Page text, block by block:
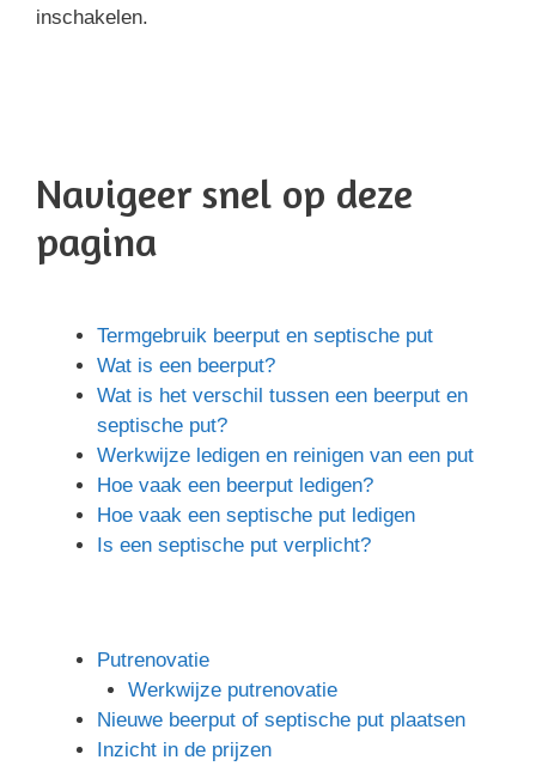
inschakelen.
Navigeer snel op deze
pagina
Termgebruik beerput en septische put
Wat is een beerput?
Wat is het verschil tussen een beerput en
septische put?
Werkwijze ledigen en reinigen van een put
Hoe vaak een beerput ledigen?
Hoe vaak een septische put ledigen
Is een septische put verplicht?
Putrenovatie
Werkwijze putrenovatie
Nieuwe beerput of septische put plaatsen
Inzicht in de prijzen